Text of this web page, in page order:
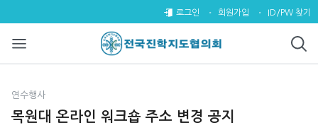
목원대 온라인 워크숍 주소 변경
로그인 회원가입 ID/PW 찾기
연수행사
목원대 온라인 워크숍 주소 변경 공지